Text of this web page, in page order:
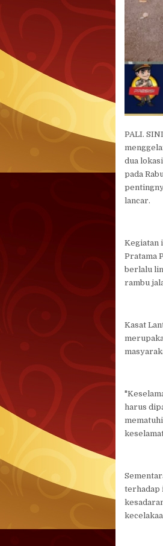
PALI.
dua
pada
lancar.
Kegiatan
Pratama
berlalu
rambu
Kasat
harus
terhadap